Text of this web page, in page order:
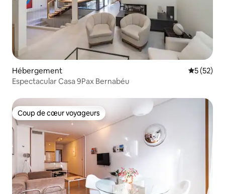
Hébergement
5 (52)
Espectacular Casa 9Pax Bernabéu
Coup de cœur voyageurs
Coup de cœur voyageurs